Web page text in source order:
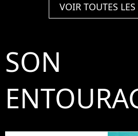
VOIR TOUTES
SON